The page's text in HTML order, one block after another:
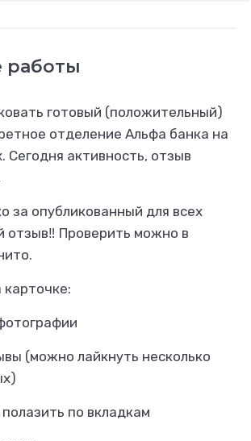
работы
готовый (положительный)
отделение Альфа банка на
Сегодня активность, отзыв
за опубликованный для всех
отзыв‼️ Проверить можно в
карточке:
(можно лайкнуть несколько
по вкладкам